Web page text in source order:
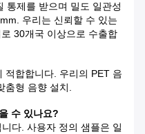
통제를 받으며 밀도 일관성
우리는 신뢰할 수 있는
30개국 이상으로 수출합
적합합니다. 우리의 PET 음
춤형 음향 설치.
수 있나요?
다. 사용자 정의 샘플은 일